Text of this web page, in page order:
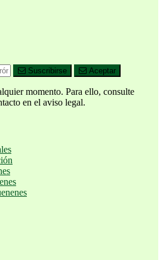
Suscribirse Aceptar
momento. Para ello, consulte
en el aviso legal.